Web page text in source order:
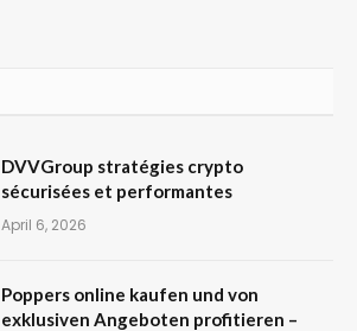
DVVGroup stratégies crypto
sécurisées et performantes
April 6, 2026
Poppers online kaufen und von
exklusiven Angeboten profitieren –